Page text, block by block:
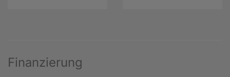
Finanzierung